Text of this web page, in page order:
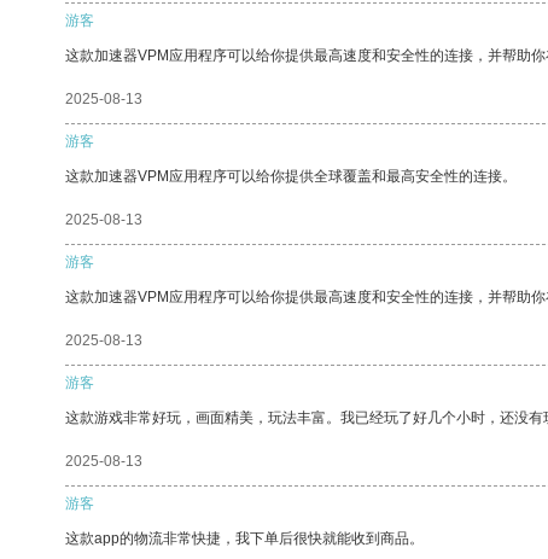
游客
这款加速器VPM应用程序可以给你提供最高速度和安全性的连接，并帮助你
2025-08-13
游客
这款加速器VPM应用程序可以给你提供全球覆盖和最高安全性的连接。
2025-08-13
游客
这款加速器VPM应用程序可以给你提供最高速度和安全性的连接，并帮助你
2025-08-13
游客
这款游戏非常好玩，画面精美，玩法丰富。我已经玩了好几个小时，还没有
2025-08-13
游客
这款app的物流非常快捷，我下单后很快就能收到商品。